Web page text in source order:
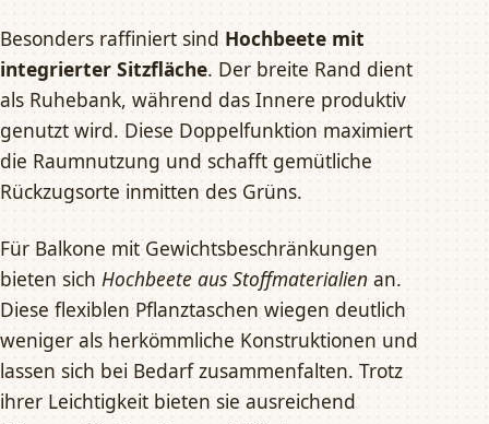
Besonders raffiniert sind Hochbeete mit
integrierter Sitzfläche. Der breite Rand dient
als Ruhebank, während das Innere produktiv
genutzt wird. Diese Doppelfunktion maximiert
die Raumnutzung und schafft gemütliche
Rückzugsorte inmitten des Grüns.
Für Balkone mit Gewichtsbeschränkungen
bieten sich Hochbeete aus Stoffmaterialien an.
Diese flexiblen Pflanztaschen wiegen deutlich
weniger als herkömmliche Konstruktionen und
lassen sich bei Bedarf zusammenfalten. Trotz
ihrer Leichtigkeit bieten sie ausreichend